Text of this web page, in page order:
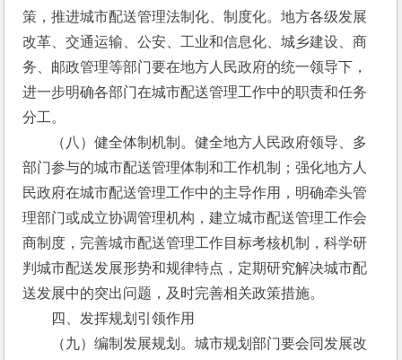
策，推进城市配送管理法制化、制度化。地方各级发展
改革、交通运输、公安、工业和信息化、城乡建设、商
务、邮政管理等部门要在地方人民政府的统一领导下，
进一步明确各部门在城市配送管理工作中的职责和任务
分工。
（八）健全体制机制。健全地方人民政府领导、多
部门参与的城市配送管理体制和工作机制；强化地方人
民政府在城市配送管理工作中的主导作用，明确牵头管
理部门或成立协调管理机构，建立城市配送管理工作会
商制度，完善城市配送管理工作目标考核机制，科学研
判城市配送发展形势和规律特点，定期研究解决城市配
送发展中的突出问题，及时完善相关政策措施。
四、发挥规划引领作用
（九）编制发展规划。城市规划部门要会同发展改